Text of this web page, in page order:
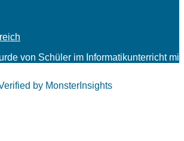
von Schüler im Informatikunterricht